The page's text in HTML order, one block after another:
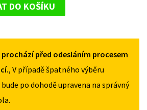
DO KOŠÍKU
před odesláním procesem
, V případě špatného výběru
po dohodě upravena na správný